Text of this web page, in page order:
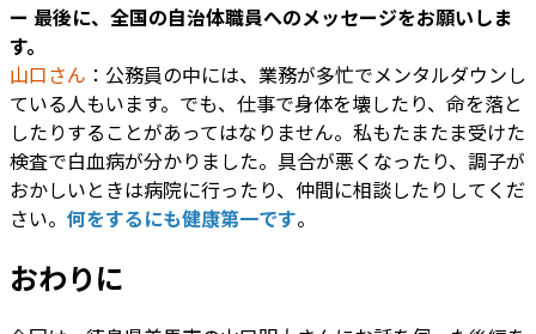
ー 最後に、全国の自治体職員へのメッセージをお願いしま
す。
山口さん ：公務員の中には、業務が多忙でメンタルダウンし
ている人もいます。でも、仕事で身体を壊したり、命を落と
したりすることがあってはなりません。私もたまたま受けた
検査で白血病が分かりました。具合が悪くなったり、調子が
おかしいときは病院に行ったり、仲間に相談したりしてくだ
さい。 何をするにも健康第一です。
おわりに